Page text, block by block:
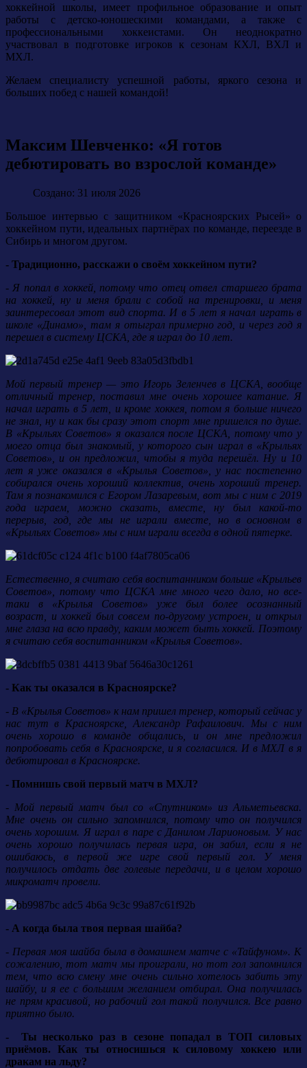
хоккейной школы, имеет профильное образование и опыт
работы с детско-юношескими командами, а также с
профессиональными хоккеистами. Он неоднократно
участвовал в подготовке игроков к сезонам КХЛ, ВХЛ и
МХЛ.
Желаем специалисту успешной работы, яркого сезона и
больших побед с нашей командой!
Максим Шевченко: «Я готов
дебютировать во взрослой команде»
Создано: 31 июля 2026
Большое интервью с защитником «Красноярских Рысей» о
хоккейном пути, идеальных партнёрах по команде, переезде в
Сибирь и многом другом.
- Традиционно, расскажи о своём хоккейном пути?
- Я попал в хоккей, потому что отец отвел старшего брата
на хоккей, ну и меня брали с собой на тренировки, и меня
заинтересовал этот вид спорта. И в 5 лет я начал играть в
школе «Динамо», там я отыграл примерно год, и через год я
перешел в систему ЦСКА, где я играл до 10 лет.
Мой первый тренер — это Игорь Зеленчев в ЦСКА, вообще
отличный тренер, поставил мне очень хорошее катание. Я
начал играть в 5 лет, и кроме хоккея, потом я больше ничего
не знал, ну и как бы сразу этот спорт мне пришелся по душе.
В «Крыльях Советов» я оказался после ЦСКА, потому что у
моего отца был знакомый, у которого сын играл в «Крыльях
Советов», и он предложил, чтобы я туда перешёл. Ну и 10
лет я уже оказался в «Крылья Советов», у нас постепенно
собирался очень хороший коллектив, очень хороший тренер.
Там я познакомился с Егором Лазаревым, вот мы с ним с 2019
года играем, можно сказать, вместе, ну был какой-то
перерыв, год, где мы не играли вместе, но в основном в
«Крыльях Советов» мы с ним играли всегда в одной пятерке.
Естественно, я считаю себя воспитанником больше «Крыльев
Советов», потому что ЦСКА мне много чего дало, но все-
таки в «Крылья Советов» уже был более осознанный
возраст, и хоккей был совсем по-другому устроен, и открыл
мне глаза на всю правду, каким может быть хоккей. Поэтому
я считаю себя воспитанником «Крылья Советов».
- Как ты оказался в Красноярске?
- В «Крылья Советов» к нам пришел тренер, который сейчас у
нас тут в Красноярске, Александр Рафаилович. Мы с ним
очень хорошо в команде общались, и он мне предложил
попробовать себя в Красноярске, и я согласился. И в МХЛ в я
дебютировал в Красноярске.
- Помнишь свой первый матч в МХЛ?
- Мой первый матч был со «Спутником» из Альметьевска.
Мне очень он сильно запомнился, потому что он получился
очень хорошим. Я играл в паре с Данилом Ларионовым. У нас
очень хорошо получилась первая игра, он забил, если я не
ошибаюсь, в первой же игре свой первый гол. У меня
получилось отдать две голевые передачи, и в целом хорошо
микроматч провели.
- А когда была твоя первая шайба?
- Первая моя шайба была в домашнем матче с «Тайфуном». К
сожалению, тот матч мы проиграли, но тот гол запомнился
тем, что всю смену мне очень сильно хотелось забить эту
шайбу, и я ее с большим желанием отбирал. Она получилась
не прям красивой, но рабочий гол такой получился. Все равно
приятно было.
- Ты несколько раз в сезоне попадал в ТОП силовых
приёмов. Как ты относишься к силовому хоккею или
дракам на льду?